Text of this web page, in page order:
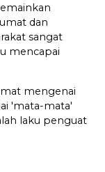
dan
sangat
mencapai
mengenai
'mata-mata'
laku penguat